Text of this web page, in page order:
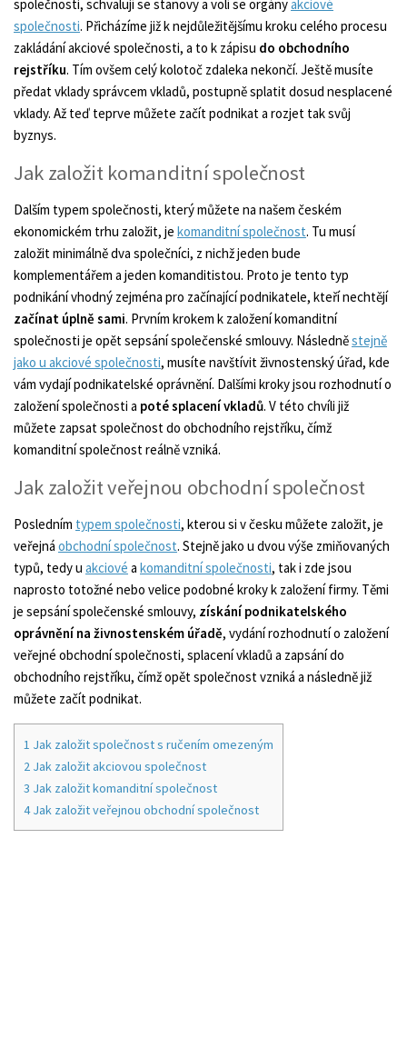
společnosti, schvalují se stanovy a volí se orgányakciové
společnosti. Přicházíme již k nejdůležitějšímu kroku celého procesu
zakládání akciové společnosti, a to k zápisu do obchodního
rejstříku. Tím ovšem celý kolotoč zdaleka nekončí. Ještě musíte
předat vklady správcem vkladů, postupně splatit dosud nesplacené
vklady. Až teď teprve můžete začít podnikat a rozjet tak svůj
byznys.
Jak založit komanditní společnost
Dalším typem společnosti, který můžete na našem českém
ekonomickém trhu založit, je komanditní společnost. Tu musí
založit minimálně dva společníci, z nichž jeden bude
komplementářem a jeden komanditistou. Proto je tento typ
podnikání vhodný zejména pro začínající podnikatele, kteří nechtějí
začínat úplně sami. Prvním krokem k založení komanditní
společnosti je opět sepsání společenské smlouvy. Následněstejně
jako u akciové společnosti, musíte navštívit živnostenský úřad, kde
vám vydají podnikatelské oprávnění. Dalšími kroky jsou rozhodnutí o
založení společnosti a poté splacení vkladů. V této chvíli již
můžete zapsat společnost do obchodního rejstříku, čímž
komanditní společnost reálně vzniká.
Jak založit veřejnou obchodní společnost
Posledním typem společnosti, kterou si v česku můžete založit, je
veřejná obchodní společnost. Stejně jako u dvou výše zmiňovaných
typů, tedy u akciové a komanditní společnosti, tak i zde jsou
naprosto totožné nebo velice podobné kroky k založení firmy. Těmi
je sepsání společenské smlouvy, získání podnikatelského
oprávnění na živnostenském úřadě, vydání rozhodnutí o založení
veřejné obchodní společnosti, splacení vkladů a zapsání do
obchodního rejstříku, čímž opět společnost vzniká a následně již
můžete začít podnikat.
1 Jak založit společnost s ručením omezeným
2 Jak založit akciovou společnost
3 Jak založit komanditní společnost
4Jak založit veřejnou obchodní společnost